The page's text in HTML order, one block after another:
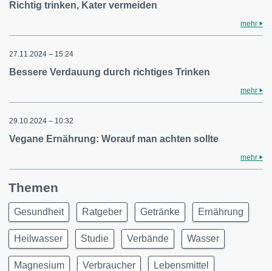
Richtig trinken, Kater vermeiden
mehr
27.11.2024 – 15:24
Bessere Verdauung durch richtiges Trinken
mehr
29.10.2024 – 10:32
Vegane Ernährung: Worauf man achten sollte
mehr
Themen
Gesundheit Ratgeber Getränke Ernährung
Heilwasser Studie Verbände Wasser
Magnesium Verbraucher Lebensmittel